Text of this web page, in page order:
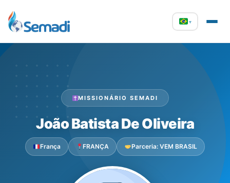
▾
MISSIONÁRIO SEMADI
João Batista De Oliveira
França FRANÇA Parceria: VEM BRASIL